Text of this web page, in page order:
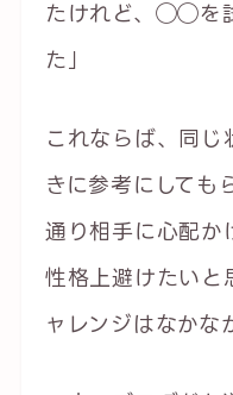
たけれど、◯◯を
た」
これならば、同じ
きに参考にしても
通り相手に心配か
性格上避けたいと
ャレンジはなかな